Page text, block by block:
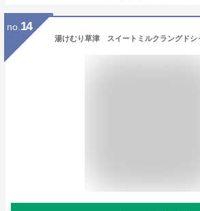
no. 14
湯けむり草津 スイートミルクラングドシ